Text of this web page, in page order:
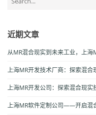
for:
近期文章
从MR混合现实到未来工业，上
上海MR开发技术厂商：探索混
上海MR开发公司：探索混合现
上海MR软件定制公司——开启混